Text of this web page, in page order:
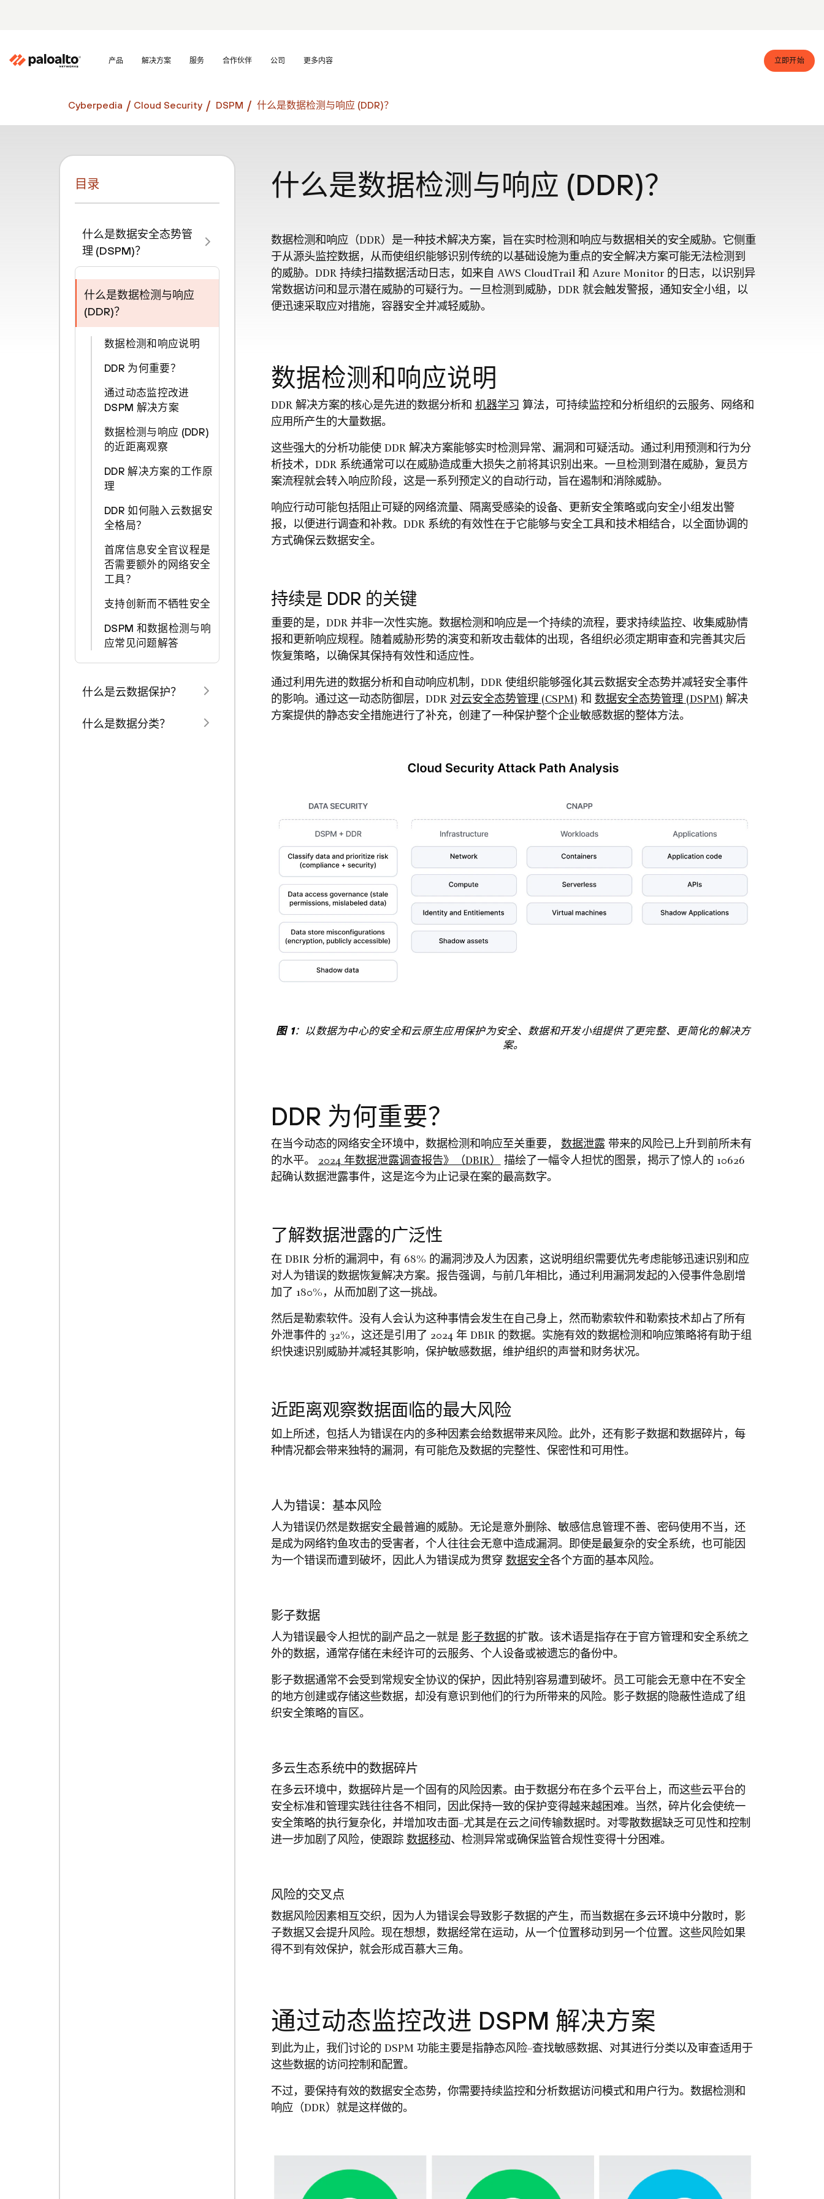
产品 解决方案 服务 合作伙伴 公司 更多内容 立即开始
Cyberpedia Cloud Security DSPM 什么是数据检测与响应 (DDR)？
目录
什么是数据安全态势管
理 (DSPM)？
什么是数据检测与响应
(DDR)？
数据检测和响应说明
DDR 为何重要？
通过动态监控改进
DSPM 解决方案
数据检测与响应 (DDR)
的近距离观察
DDR 解决方案的工作原
理
DDR 如何融入云数据安
全格局？
首席信息安全官议程是
否需要额外的网络安全
工具？
支持创新而不牺牲安全
DSPM 和数据检测与响
应常见问题解答
什么是云数据保护？
什么是数据分类？
什么是数据检测与响应 (DDR)？
数据检测和响应（DDR）是一种技术解决方案，旨在实时检测和响应与数据相关的安全威胁。它侧重
于从源头监控数据，从而使组织能够识别传统的以基础设施为重点的安全解决方案可能无法检测到
的威胁。DDR 持续扫描数据活动日志，如来自 AWS CloudTrail 和 Azure Monitor 的日志，以识别异
常数据访问和显示潜在威胁的可疑行为。一旦检测到威胁，DDR 就会触发警报，通知安全小组，以
便迅速采取应对措施，容器安全并减轻威胁。
数据检测和响应说明
DDR 解决方案的核心是先进的数据分析和 机器学习 算法，可持续监控和分析组织的云服务、网络和
应用所产生的大量数据。
这些强大的分析功能使 DDR 解决方案能够实时检测异常、漏洞和可疑活动。通过利用预测和行为分
析技术，DDR 系统通常可以在威胁造成重大损失之前将其识别出来。一旦检测到潜在威胁，复员方
案流程就会转入响应阶段，这是一系列预定义的自动行动，旨在遏制和消除威胁。
响应行动可能包括阻止可疑的网络流量、隔离受感染的设备、更新安全策略或向安全小组发出警
报，以便进行调查和补救。DDR 系统的有效性在于它能够与安全工具和技术相结合，以全面协调的
方式确保云数据安全。
持续是 DDR 的关键
重要的是，DDR 并非一次性实施。数据检测和响应是一个持续的流程，要求持续监控、收集威胁情
报和更新响应规程。随着威胁形势的演变和新攻击载体的出现，各组织必须定期审查和完善其灾后
恢复策略，以确保其保持有效性和适应性。
通过利用先进的数据分析和自动响应机制，DDR 使组织能够强化其云数据安全态势并减轻安全事件
的影响。通过这一动态防御层，DDR 对云安全态势管理 (CSPM) 和 数据安全态势管理 (DSPM) 解决
方案提供的静态安全措施进行了补充，创建了一种保护整个企业敏感数据的整体方法。
图 1：以数据为中心的安全和云原生应用保护为安全、数据和开发小组提供了更完整、更简化的解决方
案。
DDR 为何重要？
在当今动态的网络安全环境中，数据检测和响应至关重要， 数据泄露带来的风险已上升到前所未有
的水平。 2024 年数据泄露调查报告》（DBIR）
描绘了一幅令人担忧的图景，揭示了惊人的 10626
起确认数据泄露事件，这是迄今为止记录在案的最高数字。
了解数据泄露的广泛性
在 DBIR 分析的漏洞中，有 68% 的漏洞涉及人为因素，这说明组织需要优先考虑能够迅速识别和应
对人为错误的数据恢复解决方案。报告强调，与前几年相比，通过利用漏洞发起的入侵事件急剧增
加了 180%，从而加剧了这一挑战。
然后是勒索软件。没有人会认为这种事情会发生在自己身上，然而勒索软件和勒索技术却占了所有
外泄事件的 32%，这还是引用了 2024 年 DBIR 的数据。实施有效的数据检测和响应策略将有助于组
织快速识别威胁并减轻其影响，保护敏感数据，维护组织的声誉和财务状况。
近距离观察数据面临的最大风险
如上所述，包括人为错误在内的多种因素会给数据带来风险。此外，还有影子数据和数据碎片，每
种情况都会带来独特的漏洞，有可能危及数据的完整性、保密性和可用性。
人为错误：基本风险
人为错误仍然是数据安全最普遍的威胁。无论是意外删除、敏感信息管理不善、密码使用不当，还
是成为网络钓鱼攻击的受害者，个人往往会无意中造成漏洞。即使是最复杂的安全系统，也可能因
为一个错误而遭到破坏，因此人为错误成为贯穿 数据安全各个方面的基本风险。
影子数据
人为错误最令人担忧的副产品之一就是 影子数据的扩散。该术语是指存在于官方管理和安全系统之
外的数据，通常存储在未经许可的云服务、个人设备或被遗忘的备份中。
影子数据通常不会受到常规安全协议的保护，因此特别容易遭到破坏。员工可能会无意中在不安全
的地方创建或存储这些数据，却没有意识到他们的行为所带来的风险。影子数据的隐蔽性造成了组
织安全策略的盲区。
多云生态系统中的数据碎片
在多云环境中，数据碎片是一个固有的风险因素。由于数据分布在多个云平台上，而这些云平台的
安全标准和管理实践往往各不相同，因此保持一致的保护变得越来越困难。当然，碎片化会使统一
安全策略的执行复杂化，并增加攻击面--尤其是在云之间传输数据时。对零散数据缺乏可见性和控制
进一步加剧了风险，使跟踪 数据移动、检测异常或确保监管合规性变得十分困难。
风险的交叉点
数据风险因素相互交织，因为人为错误会导致影子数据的产生，而当数据在多云环境中分散时，影
子数据又会提升风险。现在想想，数据经常在运动，从一个位置移动到另一个位置。这些风险如果
得不到有效保护，就会形成百慕大三角。
通过动态监控改进 DSPM 解决方案
到此为止，我们讨论的 DSPM 功能主要是指静态风险--查找敏感数据、对其进行分类以及审查适用于
这些数据的访问控制和配置。
不过，要保持有效的数据安全态势，你需要持续监控和分析数据访问模式和用户行为。数据检测和
响应（DDR）就是这样做的。